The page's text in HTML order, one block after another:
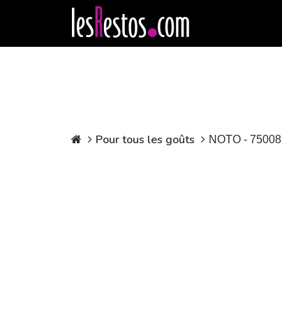
Pour tous les goûts NOTO - 75008